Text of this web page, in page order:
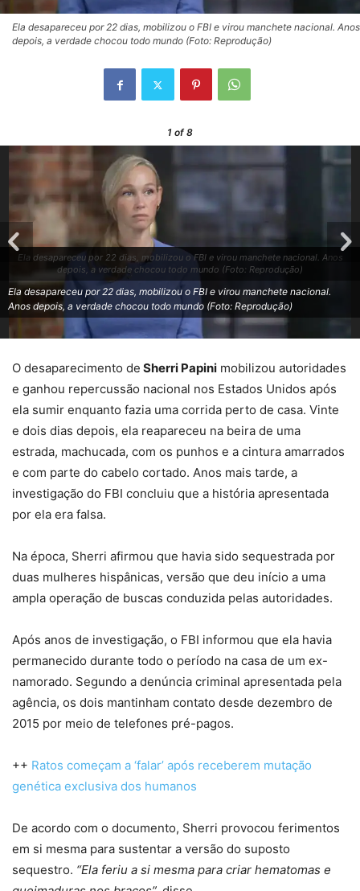
Ela desapareceu por 22 dias, mobilizou o FBI e virou manchete nacional. Anos
depois, a verdade chocou todo mundo (Foto: Reprodução)
1 of 8
Ela desapareceu por 22 dias, mobilizou o FBI e virou manchete nacional. Anos
depois, a verdade chocou todo mundo (Foto: Reprodução)
Ela desapareceu por 22 dias, mobilizou o FBI e virou manchete nacional.
Anos depois, a verdade chocou todo mundo (Foto: Reprodução)
O desaparecimento de Sherri Papini mobilizou autoridades
e ganhou repercussão nacional nos Estados Unidos após
ela sumir enquanto fazia uma corrida perto de casa. Vinte
e dois dias depois, ela reapareceu na beira de uma
estrada, machucada, com os punhos e a cintura amarrados
e com parte do cabelo cortado. Anos mais tarde, a
investigação do FBI concluiu que a história apresentada
por ela era falsa.
Na época, Sherri afirmou que havia sido sequestrada por
duas mulheres hispânicas, versão que deu início a uma
ampla operação de buscas conduzida pelas autoridades.
Após anos de investigação, o FBI informou que ela havia
permanecido durante todo o período na casa de um ex-
namorado. Segundo a denúncia criminal apresentada pela
agência, os dois mantinham contato desde dezembro de
2015 por meio de telefones pré-pagos.
++ Ratos começam a ‘falar’ após receberem mutação
genética exclusiva dos humanos
De acordo com o documento, Sherri provocou ferimentos
em si mesma para sustentar a versão do suposto
sequestro. “Ela feriu a si mesma para criar hematomas e